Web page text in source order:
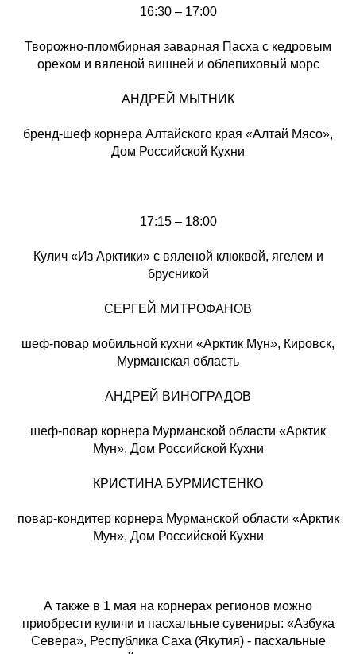
16:30 – 17:00
Творожно-пломбирная заварная Пасха с кедровым
орехом и вяленой вишней и облепиховый морс
АНДРЕЙ МЫТНИК
бренд-шеф корнера Алтайского края «Алтай Мясо»,
Дом Российской Кухни
17:15 – 18:00
Кулич «Из Арктики» с вяленой клюквой, ягелем и
брусникой
СЕРГЕЙ МИТРОФАНОВ
шеф-повар мобильной кухни «Арктик Мун», Кировск,
Мурманская область
АНДРЕЙ ВИНОГРАДОВ
шеф-повар корнера Мурманской области «Арктик
Мун», Дом Российской Кухни
КРИСТИНА БУРМИСТЕНКО
повар-кондитер корнера Мурманской области «Арктик
Мун», Дом Российской Кухни
А также в 1 мая на корнерах регионов можно
приобрести куличи и пасхальные сувениры: «Азбука
Севера», Республика Саха (Якутия) - пасхальные